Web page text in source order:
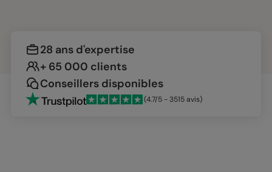
28 ans d'expertise
+ 65 000 clients
Conseillers disponibles
(4.7/5 - 3515 avis)